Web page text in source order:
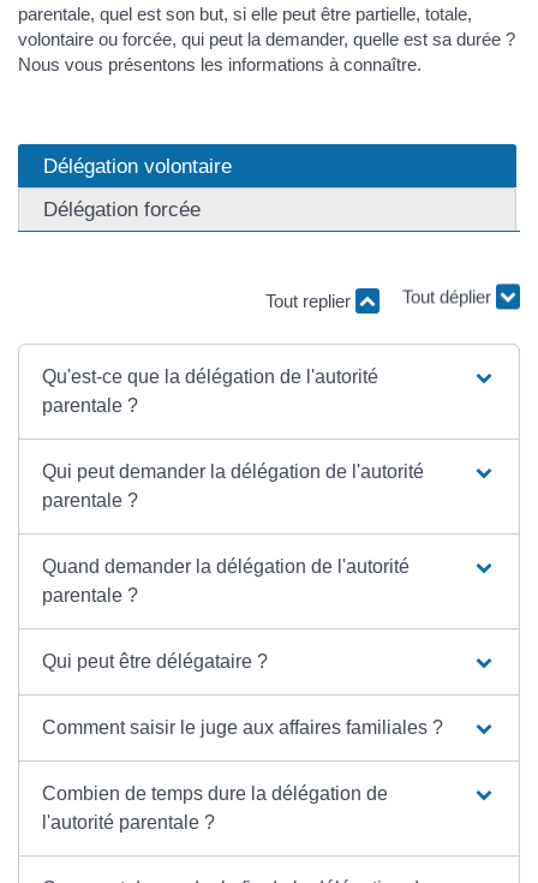
parentale, quel est son but, si elle peut être partielle, totale,
volontaire ou forcée, qui peut la demander, quelle est sa durée ?
Nous vous présentons les informations à connaître.
Délégation volontaire
Délégation forcée
Tout replier Tout déplier
Qu'est-ce que la délégation de l'autorité
parentale ?
Qui peut demander la délégation de l'autorité
parentale ?
Quand demander la délégation de l'autorité
parentale ?
Qui peut être délégataire ?
Comment saisir le juge aux affaires familiales ?
Combien de temps dure la délégation de
l'autorité parentale ?